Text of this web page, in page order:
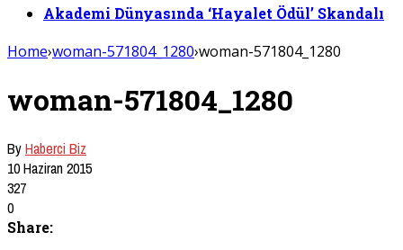
Akademi Dünyasında ‘Hayalet Ödül’ Skandalı
Home›woman-571804_1280›woman-571804_1280
woman-571804_1280
ByHaberci Biz
10 Haziran 2015
327
0
Share: